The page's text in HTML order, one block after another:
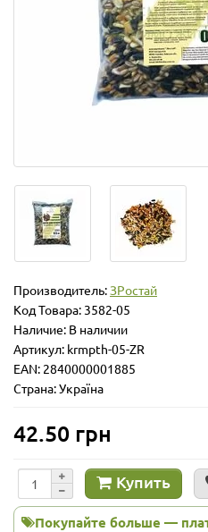
Производитель:ЗРостай
Код Товара: 3582-05
Наличие: В наличии
Артикул: krmpth-05-ZR
EAN: 2840000001885
Страна: Україна
42.50 грн
Купить
Покупайте больше —